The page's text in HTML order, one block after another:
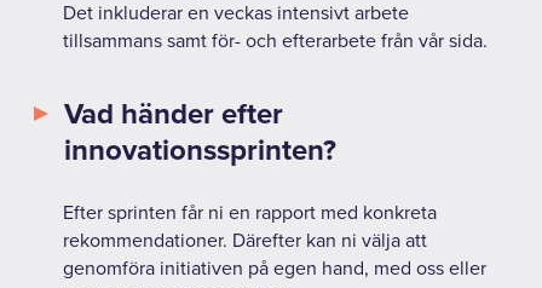
Det inkluderar en veckas intensivt arbete
tillsammans samt för- och efterarbete från vår sida.
Vad händer efter
innovationssprinten?
Efter sprinten får ni en rapport med konkreta
rekommendationer. Därefter kan ni välja att
genomföra initiativen på egen hand, med oss eller